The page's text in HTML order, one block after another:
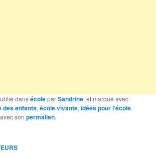
dansécoleparSandrine, et marqué avec
des enfants,école vivante,idées pour l'école.
sonpermalien.